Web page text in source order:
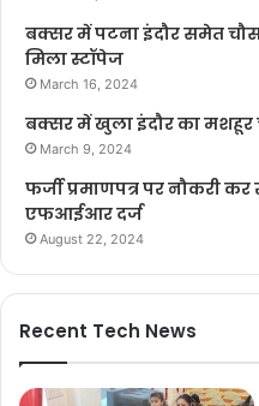
बक्सर में पटना इंदौर समेत
मिला स्टॉपेज
March 16, 2024
बक्सर में खुला इंदौर का मशहूर
March 9, 2024
फर्जी प्रमाणपत्र पर नौकरी कर
एफआईआर दर्ज
August 22, 2024
Recent Tech News